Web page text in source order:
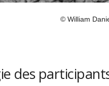
© William
des